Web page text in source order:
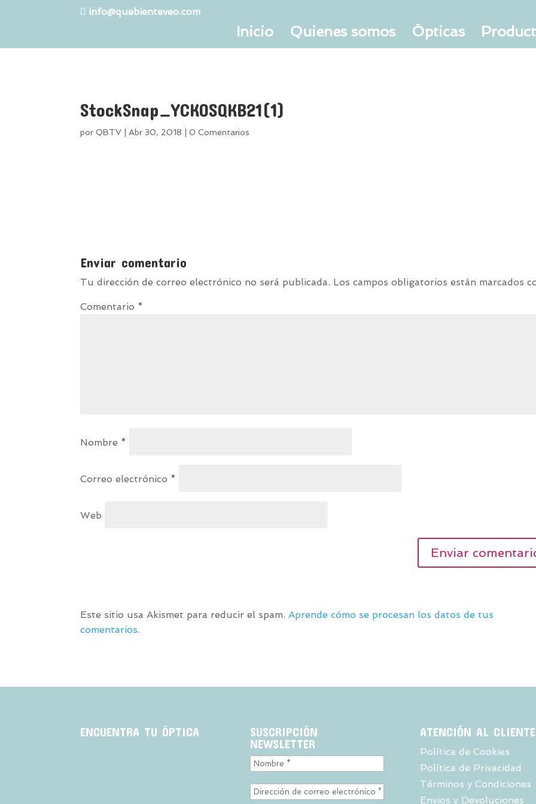
info@quebienteveo.com
Inicio Quienes somos Ópticas
StockSnap_YCK0SQKB21(1)
porQBTV |Abr 30, 2018 |0 Comentarios
Enviar comentario
Tu dirección de correo electrónico no será publicada. Los campos obligatorios están marcados
Comentario *
Nombre *
Correo electrónico *
Web
Este sitio usa Akismet para reducir el spam.Aprende cómo se procesan los datos de tus
comentarios.
ENCUENTRA TU ÓPTICA
SUSCRIPCIÓN
NEWSLETTER
ATENCIÓN AL CLIENTE
Política de Cookies
Política de Privacidad
Términos y Condiciones
Envios y Devoluciones